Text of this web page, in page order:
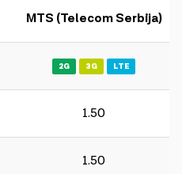
MTS (Telecom Serbija)
2G 3G LTE
1.50
1.50